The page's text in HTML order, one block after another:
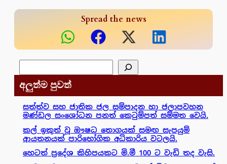
Spread the news
අලුත්ම පුවත්
සත්ත්ව සහ ජාතික ජල සම්පාදන හා ජලාපවහන
මණ්ඩල සංශෝධන පනත් කෙටුම්පත් සම්මත වෙයි.
කල් ඉකුත් වූ ඖෂධ තොගයක් සමඟ සැපයුම්
ආයතනයක් පාරිභෝගික අධිකාරිය වටලයි.
හෙටත් ප්‍රදේශ කිහිපයකට මි.මී 100 ට වැඩි තද වැසි.